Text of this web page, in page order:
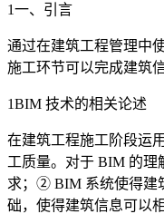
1一、引言
通过在建筑工程管理中
施工环节可以完成建筑
1BIM 技术的相关论述
在建筑工程施工阶段运
工质量。对于 BIM 的
求；② BIM 系统使得建
础，使得建筑信息可以